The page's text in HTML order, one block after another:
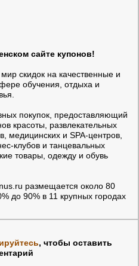
сайте купонов!
скидок на качественные и
обучения, отдыха и
покупок, предоставляющий
красоты, развлекательных
медицинских и SPA-центров,
клубов и танцевальных
товары, одежду и обувь
размещается около 80
до 90% в 11 крупных городах
, чтобы оставить